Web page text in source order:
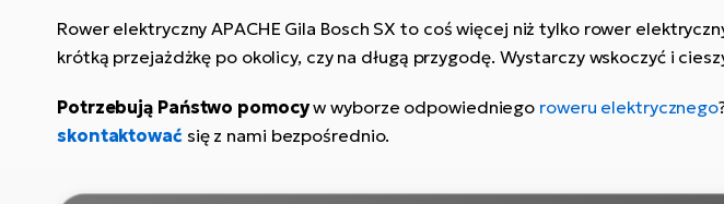
Rower elektryczny APACHE Gila Bosch SX to coś więcej niż tylko rower
krótką przejażdżkę po okolicy, czy na długą przygodę. Wystarczy wskoczyć i
Potrzebują Państwo pomocyw wyborze odpowiedniego roweru elektrycznego
skontaktować się z nami bezpośrednio.